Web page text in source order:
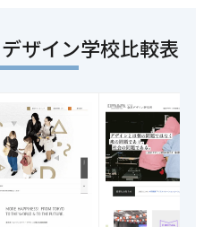
ザイン学校比較表